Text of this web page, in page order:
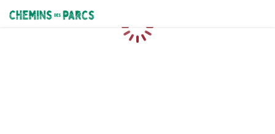
Chemins des Parcs
Loading